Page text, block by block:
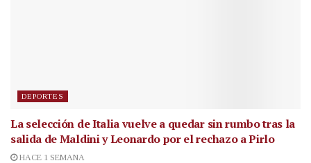
DEPORTES
La selección de Italia vuelve a quedar sin rumbo tras la
salida de Maldini y Leonardo por el rechazo a Pirlo
HACE 1 SEMANA